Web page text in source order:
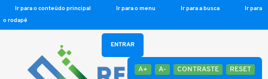
Ir para o conteúdo principal Ir para o menu Ir para a busca
Ir para
o rodapé
A+ A- CONTRASTE RESET
ENTRAR